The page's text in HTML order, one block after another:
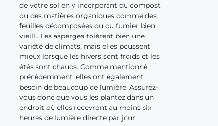
de votre sol en y incorporant du compost
ou des matières organiques comme des
feuilles décomposées ou du fumier bien
vieilli. Les asperges tolèrent bien une
variété de climats, mais elles poussent
mieux lorsque les hivers sont froids et les
étés sont chauds. Comme mentionné
précédemment, elles ont également
besoin de beaucoup de lumière. Assurez-
vous donc que vous les plantez dans un
endroit où elles recevront au moins six
heures de lumière directe par jour.